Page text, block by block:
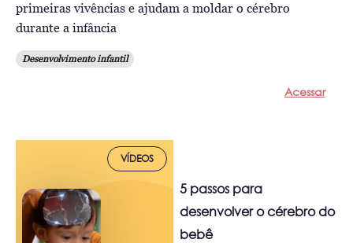
primeiras vivências e ajudam a moldar o cérebro
durante a infância
Desenvolvimento infantil
Acessar
VÍDEOS
5 passos para
desenvolver o cérebro do
bebê